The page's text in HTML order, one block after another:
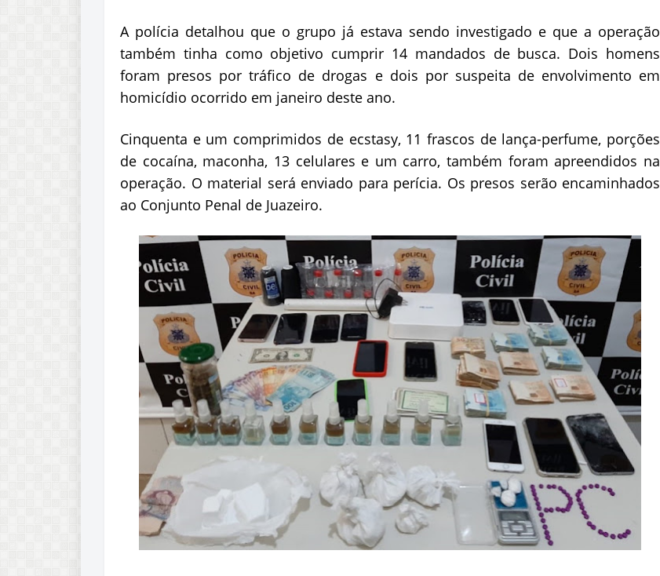
A polícia detalhou que o grupo já estava sendo investigado e que a operação
também tinha como objetivo cumprir 14 mandados de busca. Dois homens
foram presos por tráfico de drogas e dois por suspeita de envolvimento em
homicídio ocorrido em janeiro deste ano.
Cinquenta e um comprimidos de ecstasy, 11 frascos de lança-perfume, porções
de cocaína, maconha, 13 celulares e um carro, também foram apreendidos na
operação. O material será enviado para perícia. Os presos serão encaminhados
ao Conjunto Penal de Juazeiro.